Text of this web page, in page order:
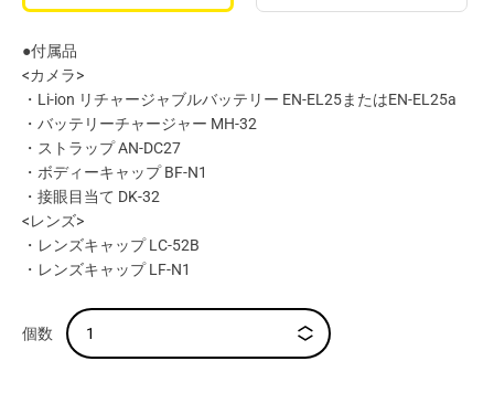
●付属品
<カメラ>
・Li-ion リチャージャブルバッテリー EN-EL25またはEN-EL25a
・バッテリーチャージャー MH-32
・ストラップ AN-DC27
・ボディーキャップ BF-N1
・接眼目当て DK-32
<レンズ>
・レンズキャップ LC-52B
・レンズキャップ LF-N1